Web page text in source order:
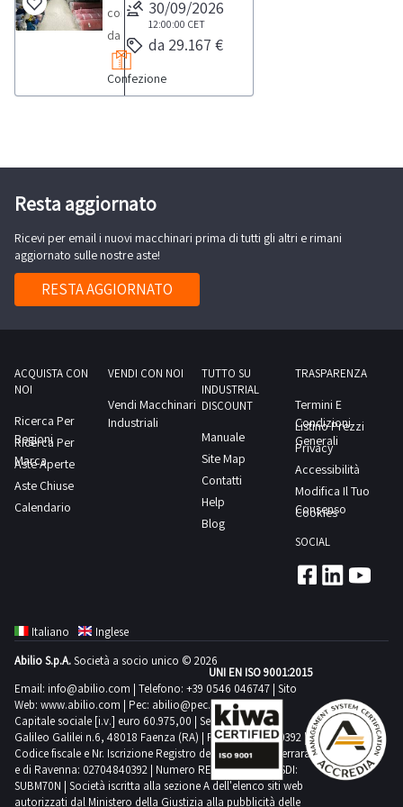
tessile,
tra
cui
capi
che
da
circa
tessuto
e
circa
maglieria
come
in
perizia
che
specifica
che
composto
da
stock
di
tipologia
materiale.
Si
precisa
che
diversi
rotoli
parzialmente
altri
sezione
documentazione
per
visionare
l'elenco
completo
dei
beni
Confezione
30/09/2026
12:00:00 CET
da 29.167 €
Resta aggiornato
Ricevi per email i nuovi macchinari prima di tutti gli altri e rimani
aggiornato sulle nostre aste!
RESTA AGGIORNATO
ACQUISTA CON
NOI
Ricerca Per
Regioni
Ricerca Per
Marca
Aste Aperte
Aste Chiuse
Calendario
VENDI CON NOI
Vendi Macchinari
Industriali
TUTTO SU
INDUSTRIAL
DISCOUNT
Manuale
Site Map
Contatti
Help
Blog
TRASPARENZA
Termini E
Condizioni
Generali
Listino Prezzi
Privacy
Accessibilità
Modifica Il Tuo
Consenso
Cookies
SOCIAL
Italiano
Inglese
Abilio S.p.A.Società a socio unico © 2026
Email: info@abilio.com | Telefono: +39 0546 046747 | Sito
Web: www.abilio.com | Pec: abilio@pec.illimity.com
Capitale sociale [i.v.] euro 60.975,00 | Sede legale in Via
Galileo Galilei n.6, 48018 Faenza (RA) | P.IVA: 02704840392 |
Codice fiscale e Nr. Iscrizione Registro delle Imprese di Ferrara
e di Ravenna: 02704840392 | Numero REA RA 224830 | SDI:
SUBM70N | Società iscritta alla sezione A dell'elenco siti web
autorizzati dal Ministero della Giustizia alla pubblicità delle
UNI EN ISO 9001:2015